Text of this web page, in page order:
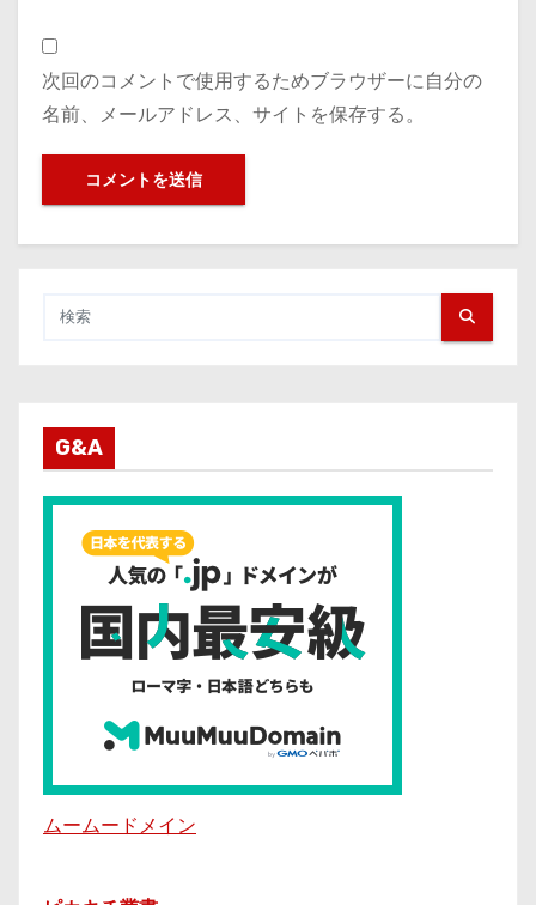
次回のコメントで使用するためブラウザーに自分の
名前、メールアドレス、サイトを保存する。
G&A
ムームードメイン